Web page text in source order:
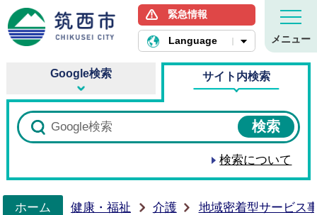
筑西市ホームページ
緊急情報
Language メニュー
Google検索 サイト内検索
検索について
ホーム
健康・福祉 介護 地域密着型サービス